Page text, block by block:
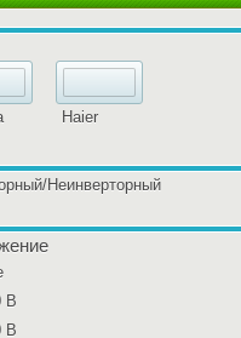
Haier
Неинверторный
В
В